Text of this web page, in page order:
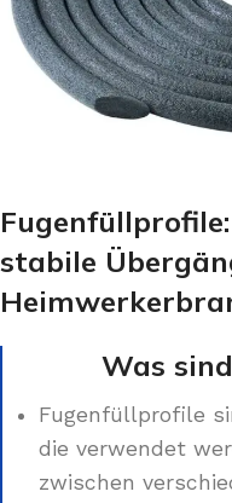
stabile
Was
Fugenfüllprofile
die verwendet
zwischen